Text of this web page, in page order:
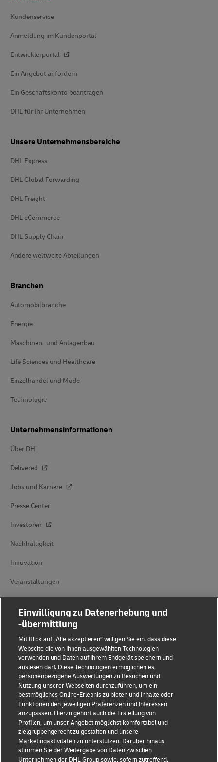
Kundenservice
Anmeldung im Kundenportal
Entwicklerportal
Ein Angebot anfordern
Ein Geschäftskonto beantragen
DHL für Ihr Unternehmen
Unsere Unternehmensbereiche
DHL Express
DHL Global Forwarding
DHL Freight
DHL eCommerce
DHL Supply Chain
Andere weltweite Abteilungen
Branchen
Automobilbranche
Energie
Maschinen- und Anlagenbau
Life Sciences und Healthcare
Einzelhandel und Mode
Technologie
Unternehmensinformationen
Über DHL
Delivered
Jobs und Karriere
Presse Center
Investoren
Nachhaltigkeit
Innovation
Veranstaltungen
Markenpartnerschaften
Betrugserkennung
Impressum
Nutzungsbedingungen
Datenschutz
Barrierefreiheit
Einwilligung zu Datenerhebung und
-übermittlung
Mit Klick auf „Alle akzeptieren” willigen Sie ein, dass diese
Webseite die von Ihnen ausgewählten Technologien
verwenden und Daten auf Ihrem Endgerät speichern und
auslesen darf. Diese Technologien ermöglichen es,
personenbezogene Auswertungen zu Besuchen und
Nutzung unserer Webseiten durchzuführen, um ein
bestmögliches Online-Erlebnis zu bieten und Inhalte oder
Funktionen den jeweiligen Präferenzen und Interessen
anzupassen. Hierzu gehört auch die Erstellung von
Profilen, um unser Angebot möglichst komfortabel und
zielgruppengerecht zu gestalten und unsere
Marketingaktivitäten zu unterstützen. Darüber hinaus
stimmen Sie der Weitergabe von Daten zwischen
Unternehmen der DHL Group sowie, sofern zutreffend,